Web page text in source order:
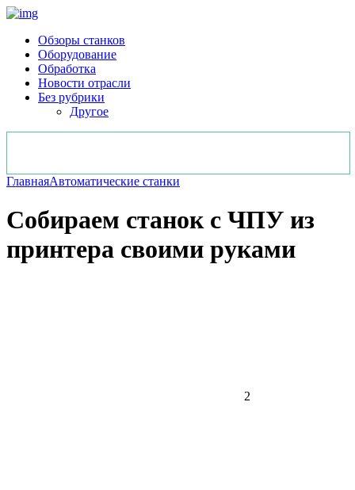
Обзоры станков
Оборудование
Обработка
Новости отрасли
Без рубрики
Другое
ГлавнаяАвтоматические станки
Собираем станок с ЧПУ из
принтера своими руками
2